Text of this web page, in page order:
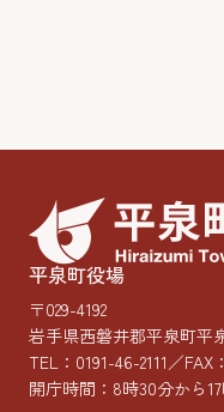
平泉町役場
〒029-4192
岩手県西磐井郡平泉町平
TEL： 0191-46-2111／FAX
開庁時間：8時30分から